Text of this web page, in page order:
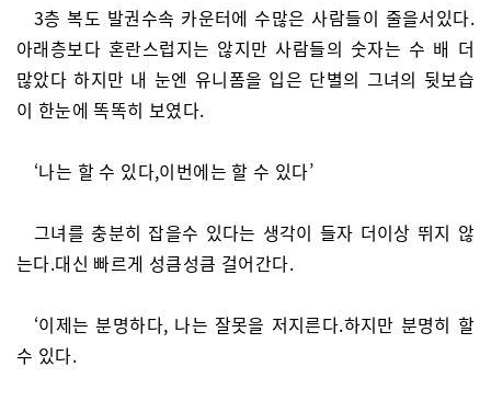
3층 복도 발권수속 카운터에 수많은 사람들이 줄을서있다.
아래층보다 혼란스럽지는 않지만 사람들의 숫자는 수 배 더
많았다 하지만 내 눈엔 유니폼을 입은 단별의 그녀의 뒷보습
이 한눈에 똑똑히 보였다.
‘나는 할 수 있다,이번에는 할 수 있다’
그녀를 충분히 잡을수 있다는 생각이 들자 더이상 뛰지 않
는다.대신 빠르게 성큼성큼 걸어간다.
‘이제는 분명하다, 나는 잘못을 저지른다.하지만 분명히 할
수 있다.